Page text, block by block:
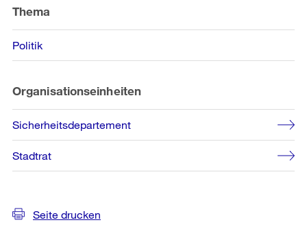
Informationen
Thema
Politik
Organisationseinheiten
Sicherheitsdepartement
Stadtrat
Seite drucken